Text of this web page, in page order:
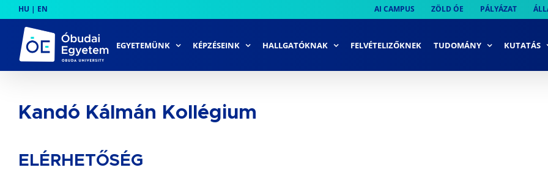
to
content
HU | EN AI CAMPUS ZÖLD ÓE PÁLYÁZAT
EGYETEMÜNK KÉPZÉSEINK HALLGATÓKNAK FELVÉTELIZŐKNEK TUDOMÁNY KUTATÁS
Kandó Kálmán Kollégium
ELÉRHETŐSÉG